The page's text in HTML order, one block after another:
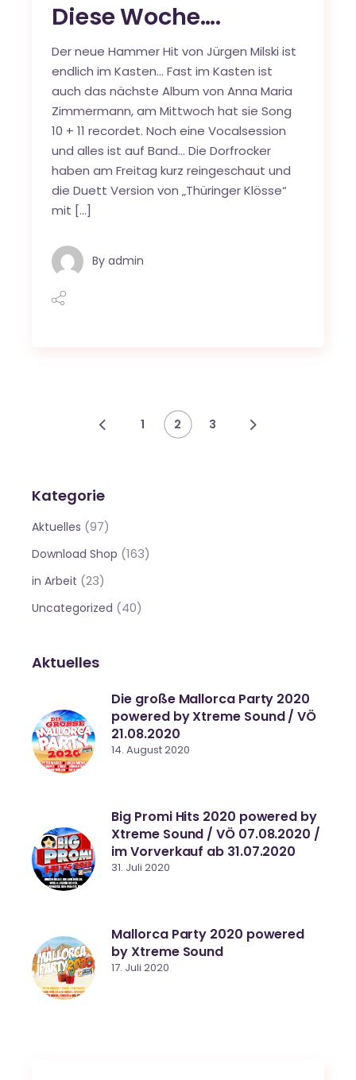
Diese Woche….
Der neue Hammer Hit von Jürgen Milski ist
endlich im Kasten… Fast im Kasten ist
auch das nächste Album von Anna Maria
Zimmermann, am Mittwoch hat sie Song
10 + 11 recordet. Noch eine Vocalsession
und alles ist auf Band… Die Dorfrocker
haben am Freitag kurz reingeschaut und
die Duett Version von „Thüringer Klösse“
mit […]
By admin
Beitragsnavigation
1 2 3
Kategorie
Aktuelles (97)
Download Shop (163)
in Arbeit (23)
Uncategorized (40)
Aktuelles
Die große Mallorca Party 2020
powered by Xtreme Sound / VÖ
21.08.2020
14. August 2020
Big Promi Hits 2020 powered by
Xtreme Sound / VÖ 07.08.2020 /
im Vorverkauf ab 31.07.2020
31. Juli 2020
Mallorca Party 2020 powered
by Xtreme Sound
17. Juli 2020